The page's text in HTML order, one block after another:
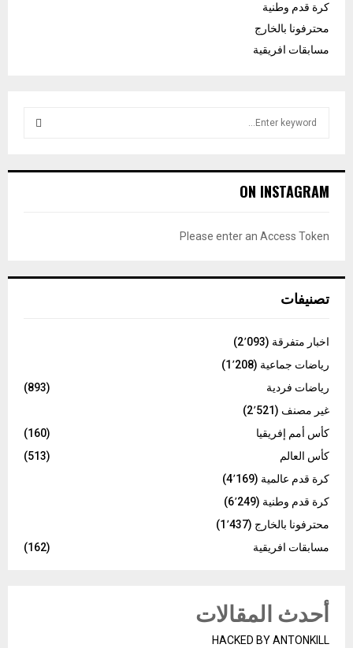
كرة قدم وطنية
محترفونا بالخارج
مسابقات افريقية
h
o
C
ON INSTAGRAM
Please enter an Access Token
تصنيفات
اخبار متفرقة (2٬093)
رياضات جماعية (1٬208)
رياضات فردية
(893)
غير مصنف (2٬521)
كأس أمم إفريقيا
(160)
كأس العالم
(513)
كرة قدم عالمية (4٬169)
كرة قدم وطنية (6٬249)
محترفونا بالخارج (1٬437)
مسابقات افريقية
(162)
أحدث المقالات
HACKED BY ANTONKILL